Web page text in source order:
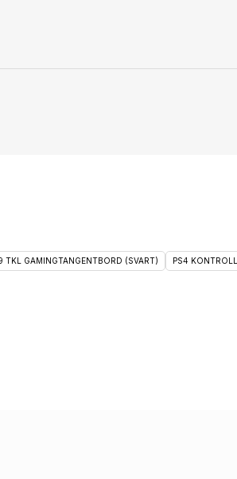
TKL GAMINGTANGENTBORD (SVART) PS4